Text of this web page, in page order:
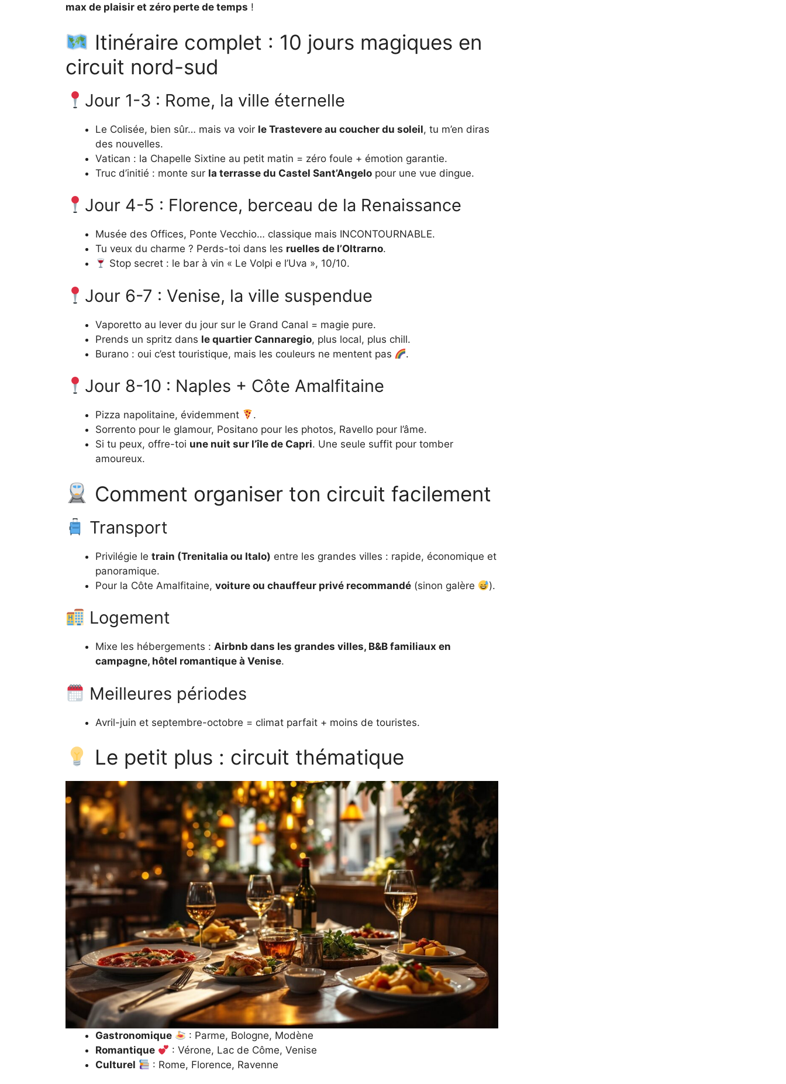
max de plaisir et zéro perte de temps !
Itinéraire complet : 10 jours magiques en
circuit nord-sud
Jour 1-3 : Rome, la ville éternelle
Le Colisée, bien sûr… mais va voir le Trastevere au coucher du soleil, tu m’en diras
des nouvelles.
Vatican : la Chapelle Sixtine au petit matin = zéro foule + émotion garantie.
Truc d’initié : monte sur la terrasse du Castel Sant’Angelo pour une vue dingue.
Jour 4-5 : Florence, berceau de la Renaissance
Musée des Offices, Ponte Vecchio… classique mais INCONTOURNABLE.
Tu veux du charme ? Perds-toi dans les ruelles de l’Oltrarno.
Stop secret : le bar à vin « Le Volpi e l’Uva », 10/10.
Jour 6-7 : Venise, la ville suspendue
Vaporetto au lever du jour sur le Grand Canal = magie pure.
Prends un spritz dans le quartier Cannaregio, plus local, plus chill.
Burano : oui c’est touristique, mais les couleurs ne mentent pas
.
Jour 8-10 : Naples + Côte Amalfitaine
Pizza napolitaine, évidemment
.
Sorrento pour le glamour, Positano pour les photos, Ravello pour l’âme.
Si tu peux, offre-toi une nuit sur l’île de Capri. Une seule suffit pour tomber
amoureux.
Comment organiser ton circuit facilement
Transport
Privilégie le train (Trenitalia ou Italo) entre les grandes villes : rapide, économique et
panoramique.
Pour la Côte Amalfitaine, voiture ou chauffeur privé recommandé (sinon galère ).
Logement
Mixe les hébergements : Airbnb dans les grandes villes, B&B familiaux en
campagne, hôtel romantique à Venise.
Meilleures périodes
Avril-juin et septembre-octobre = climat parfait + moins de touristes.
Le petit plus : circuit thématique
Gastronomique
: Parme, Bologne, Modène
Romantique
: Vérone, Lac de Côme, Venise
Culturel
: Rome, Florence, Ravenne